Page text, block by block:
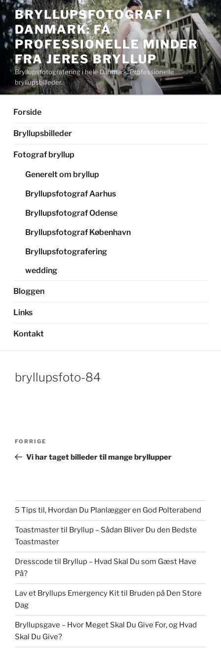
Videre
til
indhold
BRYLLUPSFOTOGRAF I
DANMARK: FÅ
PROFESSIONELLE MINDER
FRA JERES BRYLLUP
Bryllupsfotografering i hele Danmark. Professionelle
bryllupsbilleder.
Forside
Bryllupsbilleder
Fotograf bryllup
Generelt om bryllup
Bryllupsfotograf Aarhus
Bryllupsfotograf Odense
Bryllupsfotograf København
Bryllupsfotografering
wedding
Bloggen
Links
Kontakt
bryllupsfoto-84
Forrige
indlæg
FORRIGE
Vi har taget billeder til mange bryllupper
5 Tips til, Hvordan Du Planlægger en God Polterabend
Toastmaster til Bryllup – Sådan Bliver Du den Bedste
Toastmaster
Dresscode til Bryllup – Hvad Skal Du som Gæst Have
På?
Lav et Bryllups Emergency Kit til Bruden på Den Store
Dag
Bryllupsgave – Hvor Meget Skal Du Give For, og Hvad
Skal Du Give?